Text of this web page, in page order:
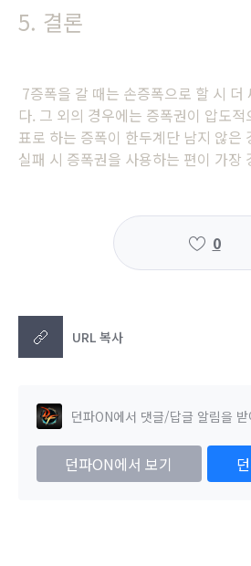
5. 결론
7증폭을 갈 때는 손증폭으로 할 시 더
다. 그 외의 경우에는 증폭권이 압도
표로 하는 증폭이 한두계단 남지 않은
실패 시 증폭권을 사용하는 편이 가장
0
URL 복사
던파ON에서 댓글/답글 알림을
던파ON에서 보기